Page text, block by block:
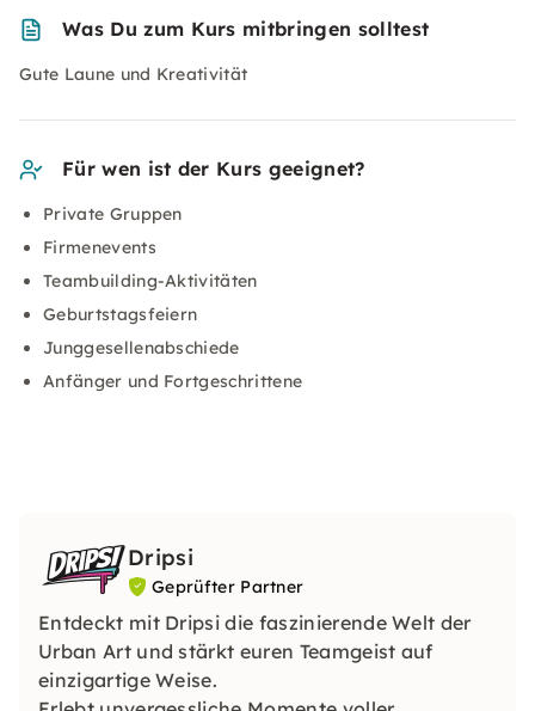
Was Du zum Kurs mitbringen solltest
Gute Laune und Kreativität
Für wen ist der Kurs geeignet?
Private Gruppen
Firmenevents
Teambuilding-Aktivitäten
Geburtstagsfeiern
Junggesellenabschiede
Anfänger und Fortgeschrittene
Dripsi
Geprüfter Partner
Entdeckt mit Dripsi die faszinierende Welt der
Urban Art und stärkt euren Teamgeist auf
einzigartige Weise.